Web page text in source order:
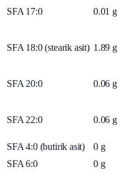
SFA 17:0 0.01 g
SFA 18:0 (stearik asit) 1.89 g
SFA 20:0 0.06 g
SFA 22:0 0.06 g
SFA 4:0 (butirik asit) 0 g
SFA 6:0
0 g